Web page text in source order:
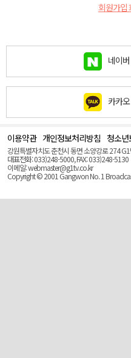
회원가입
네이
카카
이용약관 개인정보처리방침 청소
강원특별자치도 춘천시 동면 소양강로 274
대표전화: 033)248-5000, FAX: 033)248-5130
이메일: webmaster@g1tv.co.kr
Copyright © 2001 Gangwon No. 1